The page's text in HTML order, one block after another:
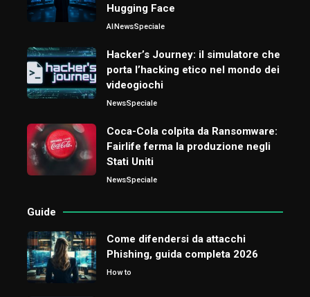
Hugging Face
AINewsSpeciale
Hacker’s Journey: il simulatore che
porta l’hacking etico nel mondo dei
videogiochi
NewsSpeciale
Coca-Cola colpita da Ransomware:
Fairlife ferma la produzione negli
Stati Uniti
NewsSpeciale
Guide
Come difendersi da attacchi
Phishing, guida completa 2026
How to